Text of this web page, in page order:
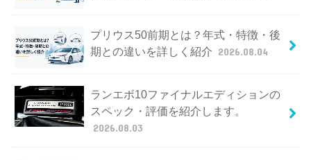
プリウス50前期とは？年式・特徴・後
期との違いを詳しく紹介 2026.08.04
ランエボ10ファイナルエディションの
スペック・評価を紹介します。
2026.08.03